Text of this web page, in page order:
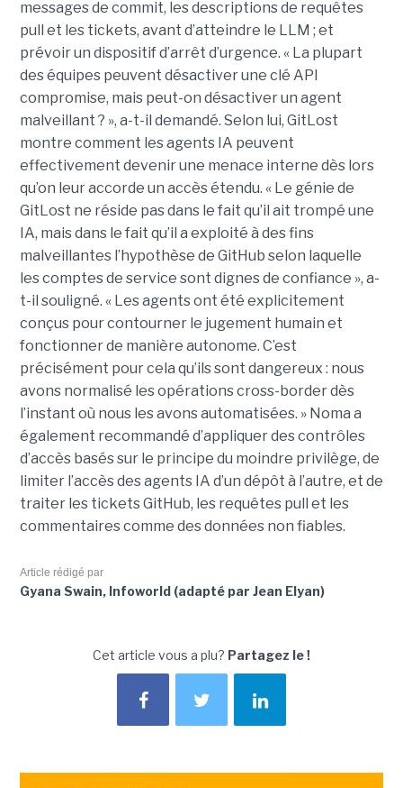
messages de commit, les descriptions de requêtes
pull et les tickets, avant d’atteindre le LLM ; et
prévoir un dispositif d’arrêt d’urgence. « La plupart
des équipes peuvent désactiver une clé API
compromise, mais peut-on désactiver un agent
malveillant ? », a-t-il demandé. Selon lui, GitLost
montre comment les agents IA peuvent
effectivement devenir une menace interne dès lors
qu’on leur accorde un accès étendu. « Le génie de
GitLost ne réside pas dans le fait qu’il ait trompé une
IA, mais dans le fait qu’il a exploité à des fins
malveillantes l’hypothèse de GitHub selon laquelle
les comptes de service sont dignes de confiance », a-
t-il souligné. « Les agents ont été explicitement
conçus pour contourner le jugement humain et
fonctionner de manière autonome. C’est
précisément pour cela qu’ils sont dangereux : nous
avons normalisé les opérations cross-border dès
l’instant où nous les avons automatisées. » Noma a
également recommandé d’appliquer des contrôles
d’accès basés sur le principe du moindre privilège, de
limiter l’accès des agents IA d’un dépôt à l’autre, et de
traiter les tickets GitHub, les requêtes pull et les
commentaires comme des données non fiables.
Article rédigé par
Gyana Swain, Infoworld (adapté par Jean Elyan)
Cet article vous a plu? Partagez le !